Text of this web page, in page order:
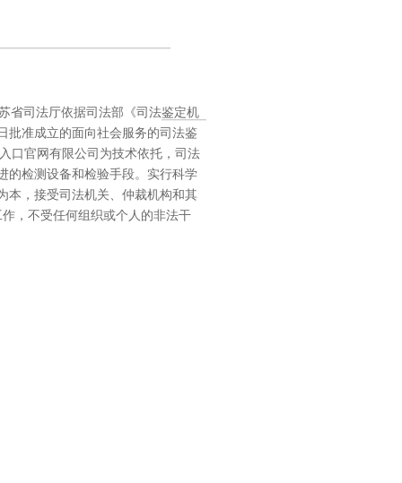
省司法厅依据司法部《司法鉴定机
批准成立的面向社会服务的司法鉴
口官网有限公司为技术依托， 司法
的检测设备和检验手段。实行科学
本，接受司法机关、仲裁机构和其
，不受任何组织或个人的非法干